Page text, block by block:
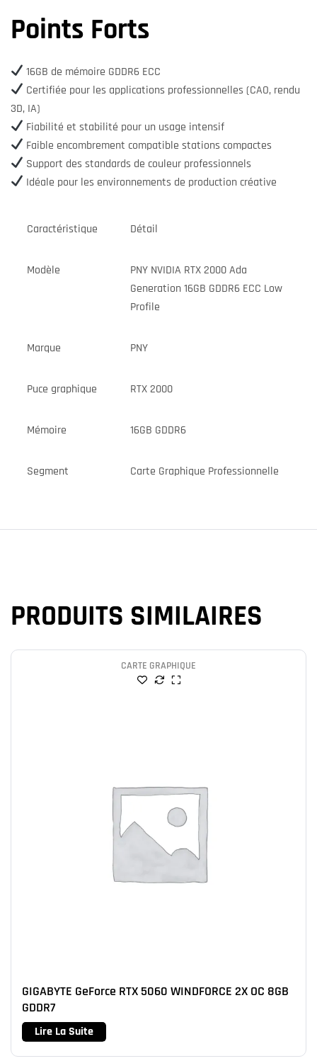
Points Forts
16GB de mémoire GDDR6 ECC
Certifiée pour les applications professionnelles (CAO, rendu
3D, IA)
Fiabilité et stabilité pour un usage intensif
Faible encombrement compatible stations compactes
Support des standards de couleur professionnels
Idéale pour les environnements de production créative
Caractéristique Détail
Modèle
PNY NVIDIA RTX 2000 Ada
Generation 16GB GDDR6 ECC Low
Profile
Marque PNY
Puce graphique RTX 2000
Mémoire 16GB GDDR6
Segment Carte Graphique Professionnelle
PRODUITS SIMILAIRES
CARTE GRAPHIQUE
GIGABYTE GeForce RTX 5060 WINDFORCE 2X OC 8GB
GDDR7
Lire La Suite